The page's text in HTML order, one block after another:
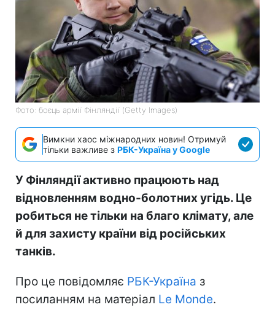
Фото: боєць армії Фінляндії (Getty Images)
Вимкни хаос міжнародних новин! Отримуй
тільки важливе з РБК-Україна у Google
У Фінляндії активно працюють над
відновленням водно-болотних угідь. Це
робиться не тільки на благо клімату, але
й для захисту країни від російських
танків.
Про це повідомляє РБК-Україна з
посиланням на матеріал Le Monde.